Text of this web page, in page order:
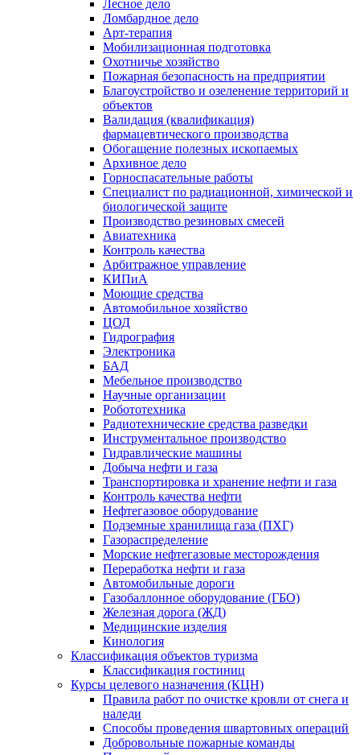
Лесное дело
Ломбардное дело
Арт-терапия
Мобилизационная подготовка
Охотничье хозяйство
Пожарная безопасность на предприятии
Благоустройство и озеленение территорий и
объектов
Валидация (квалификация)
фармацевтического производства
Обогащение полезных ископаемых
Архивное дело
Горноспасательные работы
Специалист по радиационной, химической и
биологической защите
Производство резиновых смесей
Авиатехника
Контроль качества
Арбитражное управление
КИПиА
Моющие средства
Автомобильное хозяйство
ЦОД
Гидрография
Электроника
БАД
Мебельное производство
Научные организации
Робототехника
Радиотехнические средства разведки
Инструментальное производство
Гидравлические машины
Добыча нефти и газа
Транспортировка и хранение нефти и газа
Контроль качества нефти
Нефтегазовое оборудование
Подземные хранилища газа (ПХГ)
Газораспределение
Морские нефтегазовые месторождения
Переработка нефти и газа
Автомобильные дороги
Газобаллонное оборудование (ГБО)
Железная дорога (ЖД)
Медицинские изделия
Кинология
Классификация объектов туризма
Классификация гостиниц
Курсы целевого назначения (КЦН)
Правила работ по очистке кровли от снега и
наледи
Способы проведения швартовных операций
Добровольные пожарные команды